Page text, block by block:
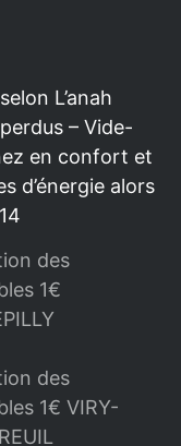
L’anah
– Vide-
en confort et
d’énergie alors
des
1€
des
1€ VIRY-